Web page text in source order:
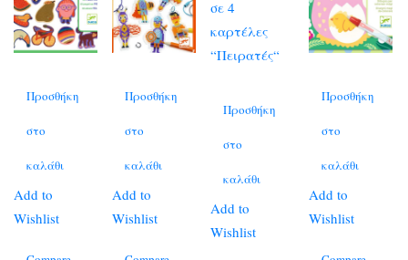
Προσθήκη
στο
καλάθι
Add to
Wishlist
Προσθήκη
στο
καλάθι
Add to
Wishlist
Προσθήκη
στο
καλάθι
Add to
Wishlist
Προσθήκη
στο
καλάθι
Add to
Wishlist